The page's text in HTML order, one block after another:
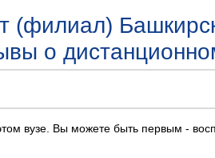
(филиал)
о
вузе. Вы можете быть первым -